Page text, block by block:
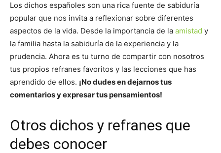
Los dichos españoles son una rica fuente de sabiduría
popular que nos invita a reflexionar sobre diferentes
aspectos de la vida. Desde la importancia de la amistad y
la familia hasta la sabiduría de la experiencia y la
prudencia. Ahora es tu turno de compartir con nosotros
tus propios refranes favoritos y las lecciones que has
aprendido de ellos. ¡No dudes en dejarnos tus
comentarios y expresar tus pensamientos!
Otros dichos y refranes que
debes conocer